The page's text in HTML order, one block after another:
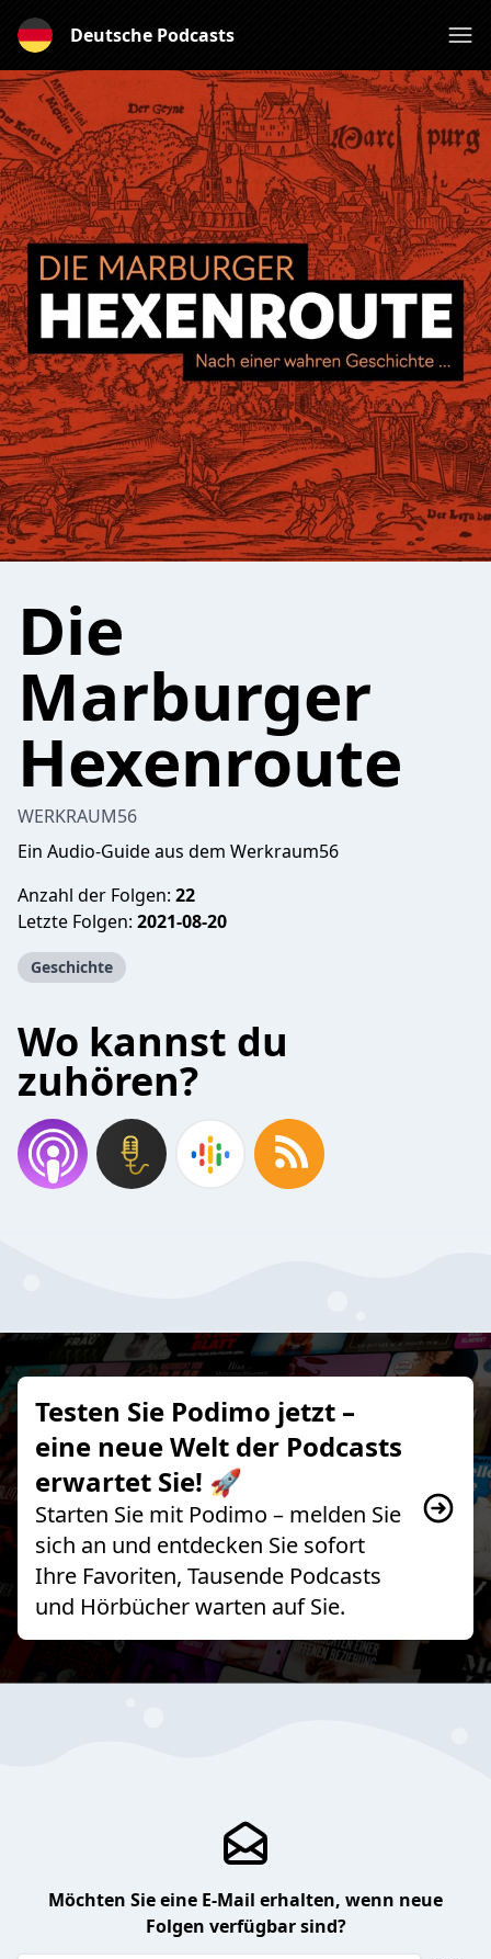
Deutsche Podcasts
Die
Marburger
Hexenroute
WERKRAUM56
Ein Audio-Guide aus dem Werkraum56
Anzahl der Folgen: 22
Letzte Folgen: 2021-08-20
Geschichte
Wo kannst du
zuhören?
Testen Sie Podimo jetzt –
eine neue Welt der Podcasts
erwartet Sie! 🚀
Starten Sie mit Podimo – melden Sie
sich an und entdecken Sie sofort
Ihre Favoriten, Tausende Podcasts
und Hörbücher warten auf Sie.
Möchten Sie eine E-Mail erhalten, wenn neue
Folgen verfügbar sind?